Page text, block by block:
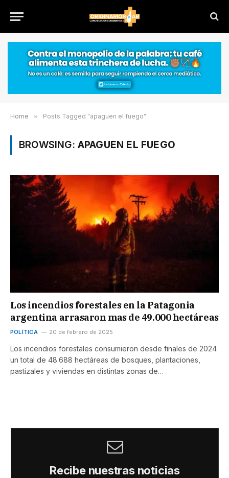
Home » Posts Tagged "apaguen el fuego"
BROWSING: APAGUEN EL FUEGO
Los incendios forestales en la Patagonia
argentina arrasaron mas de 49.000 hectáreas
POLÍTICA 20 de febrero de 2025
Los incendios forestales consumieron desde finales de 2024
un total de 48.688 hectáreas de bosques, plantaciones,
pastizales y viviendas en distintas zonas de…
Recibe nuestras noticias